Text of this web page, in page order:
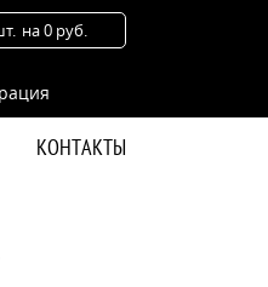
на 0 руб.
КОНТАКТЫ